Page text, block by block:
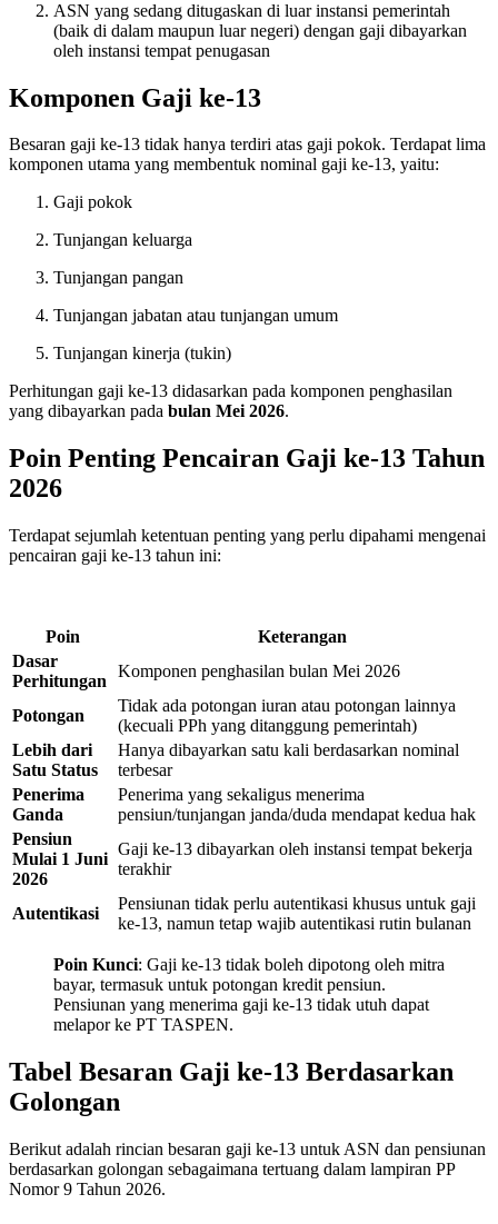
ASN yang sedang ditugaskan di luar instansi pemerintah
(baik di dalam maupun luar negeri) dengan gaji dibayarkan
oleh instansi tempat penugasan
Komponen Gaji ke-13
Besaran gaji ke-13 tidak hanya terdiri atas gaji pokok. Terdapat lima
komponen utama yang membentuk nominal gaji ke-13, yaitu:
Gaji pokok
Tunjangan keluarga
Tunjangan pangan
Tunjangan jabatan atau tunjangan umum
Tunjangan kinerja (tukin)
Perhitungan gaji ke-13 didasarkan pada komponen penghasilan
yang dibayarkan pada bulan Mei 2026.
Poin Penting Pencairan Gaji ke-13 Tahun
2026
Terdapat sejumlah ketentuan penting yang perlu dipahami mengenai
pencairan gaji ke-13 tahun ini:
Poin
Keterangan
Dasar
Perhitungan
Komponen penghasilan bulan Mei 2026
Potongan
Tidak ada potongan iuran atau potongan lainnya
(kecuali PPh yang ditanggung pemerintah)
Lebih dari
Satu Status
Hanya dibayarkan satu kali berdasarkan nominal
terbesar
Penerima
Ganda
Penerima yang sekaligus menerima
pensiun/tunjangan janda/duda mendapat kedua hak
Pensiun
Mulai 1 Juni
2026
Gaji ke-13 dibayarkan oleh instansi tempat bekerja
terakhir
Autentikasi
Pensiunan tidak perlu autentikasi khusus untuk gaji
ke-13, namun tetap wajib autentikasi rutin bulanan
Poin Kunci: Gaji ke-13 tidak boleh dipotong oleh mitra
bayar, termasuk untuk potongan kredit pensiun.
Pensiunan yang menerima gaji ke-13 tidak utuh dapat
melapor ke PT TASPEN.
Tabel Besaran Gaji ke-13 Berdasarkan
Golongan
Berikut adalah rincian besaran gaji ke-13 untuk ASN dan pensiunan
berdasarkan golongan sebagaimana tertuang dalam lampiran PP
Nomor 9 Tahun 2026.